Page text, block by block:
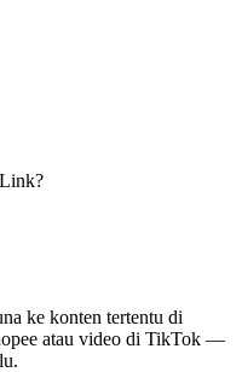
ke konten tertentu di
atau video di TikTok —